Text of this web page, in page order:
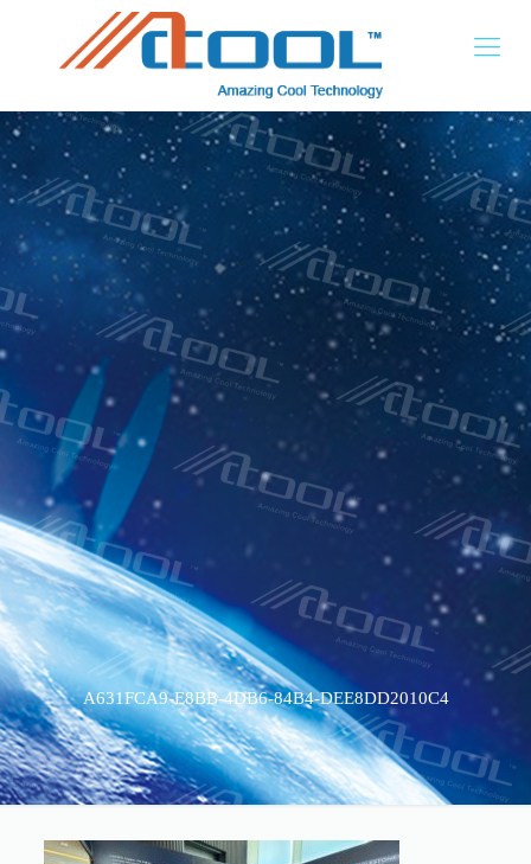
A631FCA9-E8BB-4DB6-84B4-DEE8DD2010C4